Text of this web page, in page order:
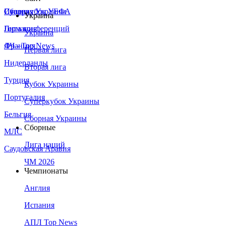
Сборная Украины
Италия
Германия
Франция
Нидерланды
Турция
Португалия
Бельгия
МЛС
Саудовская Аравия
Суперкубок УЕФА
Лига конференций
ЛЧ - Top News
Украина
Украина
Первая лига
Вторая лига
Кубок Украины
Суперкубок Украины
Сборная Украины
Сборные
Лига наций
ЧМ 2026
Чемпионаты
Англия
Испания
АПЛ Top News